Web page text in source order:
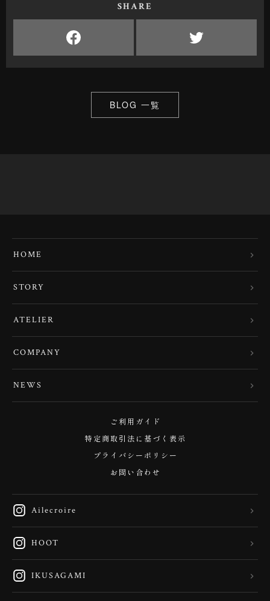
SHARE
BLOG 一覧
HOME
STORY
ATELIER
COMPANY
NEWS
ご利用ガイド
特定商取引法に基づく表示
プライバシーポリシー
お問い合わせ
Ailecroire
HOOT
IKUSAGAMI